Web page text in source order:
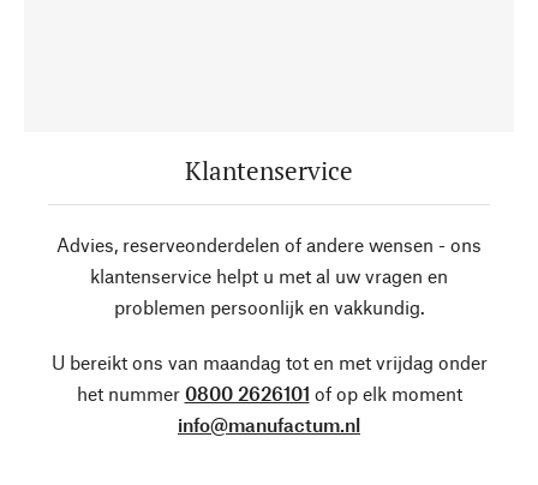
Klantenservice
Advies, reserveonderdelen of andere wensen - ons
klantenservice helpt u met al uw vragen en
problemen persoonlijk en vakkundig.
U bereikt ons van maandag tot en met vrijdag onder
het nummer 0800 2626101 of op elk moment
info@manufactum.nl